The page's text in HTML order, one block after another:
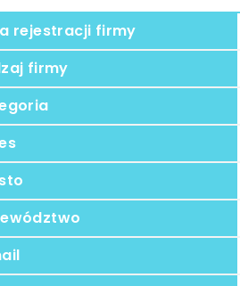
rejestracji firmy
firmy